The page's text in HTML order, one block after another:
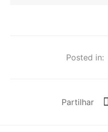
Posted in:
Partilhar